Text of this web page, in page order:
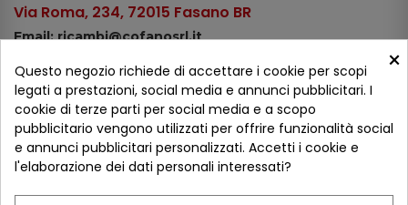
Via Roma, 234, 72015 Fasano BR
Email: ricambi@cofanosrl.it
Tel.: +39 080 44 13 478
WhatsApp: +39 334 98 51 100
Metodi di pagamento
×
Questo negozio richiede di accettare i cookie per scopi
legati a prestazioni, social media e annunci pubblicitari. I
cookie di terze parti per social media e a scopo
pubblicitario vengono utilizzati per offrire funzionalità social
e annunci pubblicitari personalizzati. Accetti i cookie e
l'elaborazione dei dati personali interessati?